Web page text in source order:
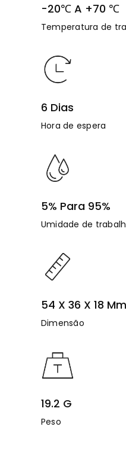
-20℃ A +70 ℃
Temperatura de
6 Dias
Hora de espera
5% Para 95%
Umidade de
54 X 36 X 18 Mm
Dimensão
19.2 G
Peso